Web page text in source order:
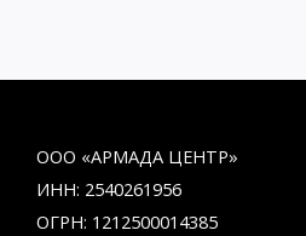
ООО «АРМАДА ЦЕНТР»
ИНН: 2540261956
ОГРН: 1212500014385